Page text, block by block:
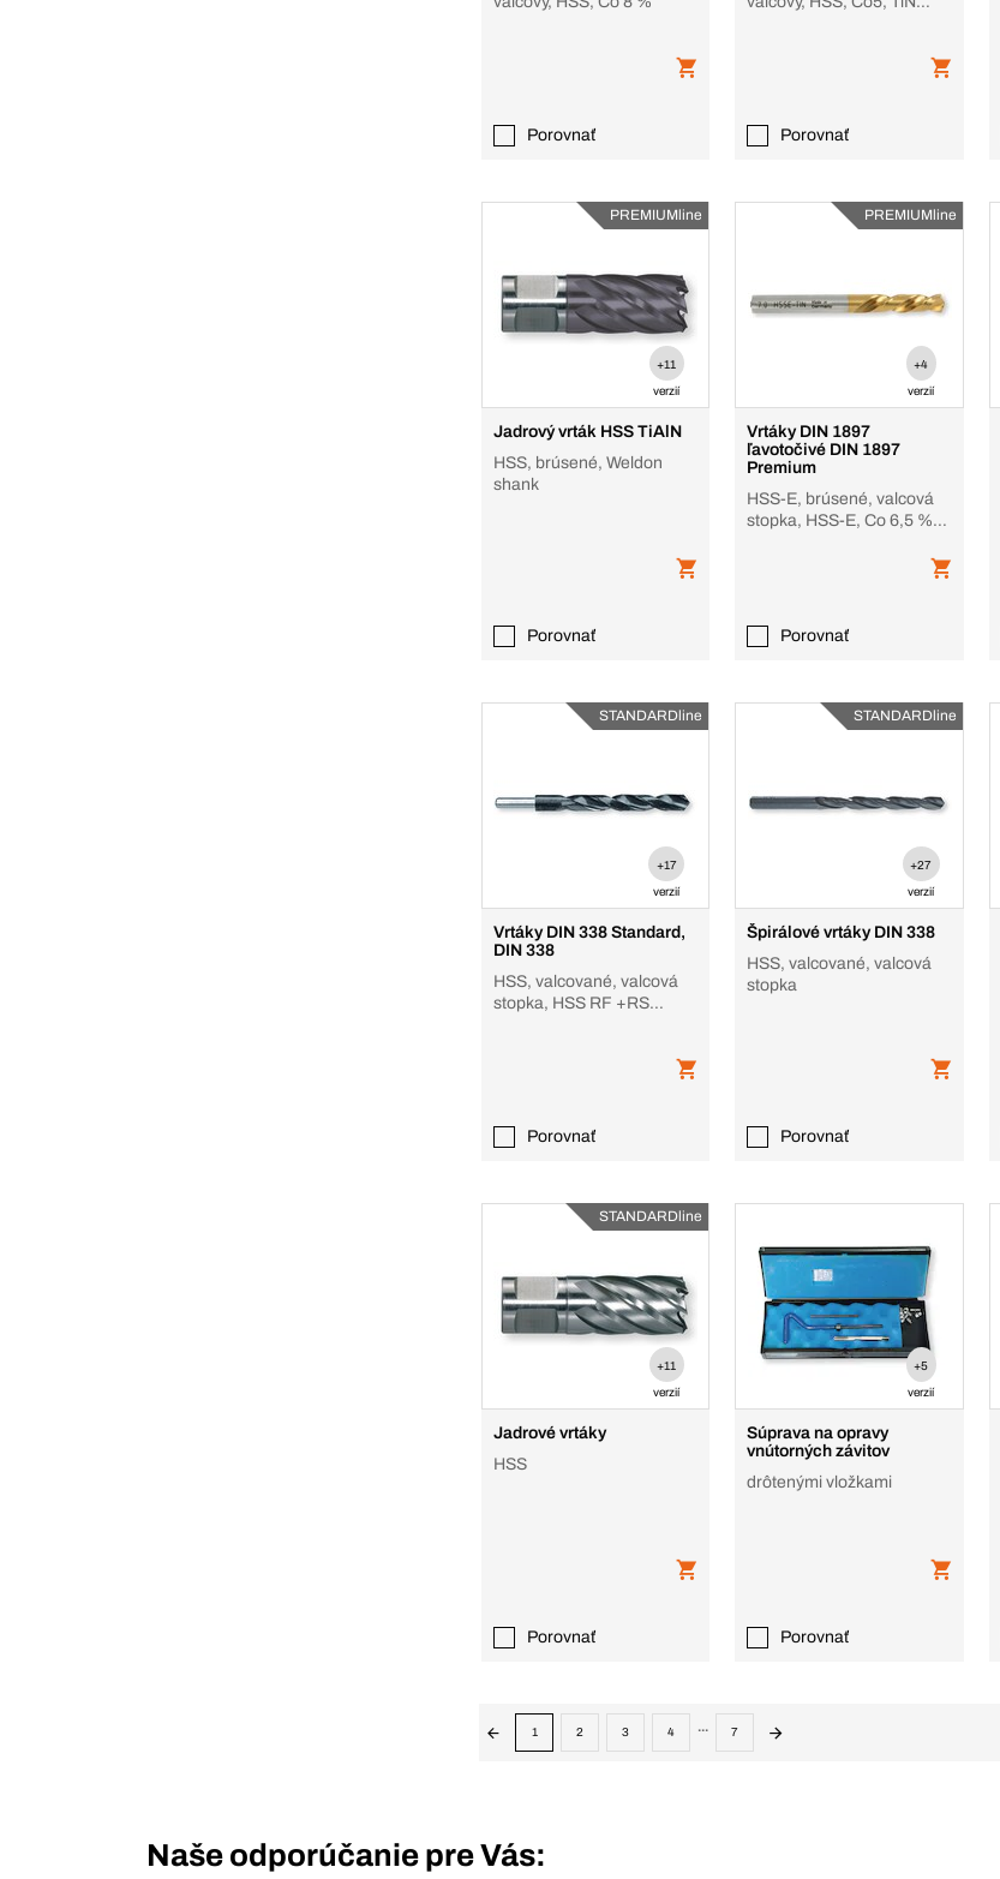
Porovnať Porovnať
PREMIUMline
+11
verzií
Jadrový vrták HSS TiAlN
HSS, brúsené, Weldon
shank
Porovnať
PREMIUMline
+4
verzií
Vrtáky DIN 1897
ľavotočivé DIN 1897
Premium
HSS-E, brúsené, valcová
stopka, HSS-E, Co 6,5 %,
Porovnať
STANDARDline
+17
verzií
Vrtáky DIN 338 Standard,
DIN 338
HSS, valcované, valcová
stopka, HSS RF +RS
Porovnať
STANDARDline
+27
verzií
Špirálové vrtáky DIN 338
HSS, valcované, valcová
stopka
Porovnať
STANDARDline
+11
verzií
Jadrové vrtáky
HSS
Porovnať
+5
verzií
Súprava na opravy
vnútorných závitov
drôtenými vložkami
Porovnať
1 2 3 4 ... 7
Naše odporúčanie pre Vás: